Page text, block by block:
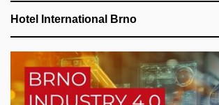
Hotel International Brno